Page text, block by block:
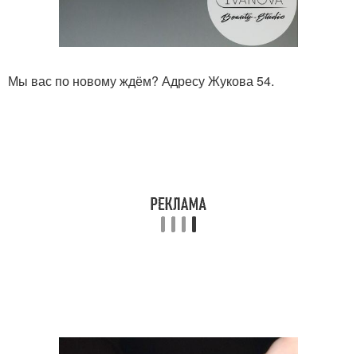
Мы вас по новому ждём? Адресу Жукова 54.